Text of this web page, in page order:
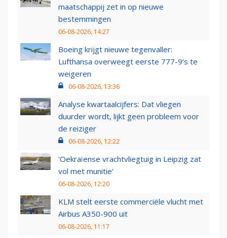
maatschappij zet in op nieuwe
bestemmingen
06-08-2026, 14:27
Boeing krijgt nieuwe tegenvaller:
Lufthansa overweegt eerste 777-9’s te
weigeren
06-08-2026, 13:36
Analyse kwartaalcijfers: Dat vliegen
duurder wordt, lijkt geen probleem voor
de reiziger
06-08-2026, 12:22
'Oekraïense vrachtvliegtuig in Leipzig zat
vol met munitie'
06-08-2026, 12:20
KLM stelt eerste commerciële vlucht met
Airbus A350-900 uit
06-08-2026, 11:17